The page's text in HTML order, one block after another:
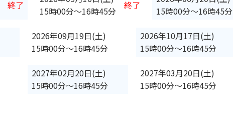
終了
15時00分〜16時45分
終了
15時00分〜16時45分
2026年09月19日(土)
15時00分〜16時45分
2026年10月17日(土)
15時00分〜16時45分
2027年02月20日(土)
15時00分〜16時45分
2027年03月20日(土)
15時00分〜16時45分